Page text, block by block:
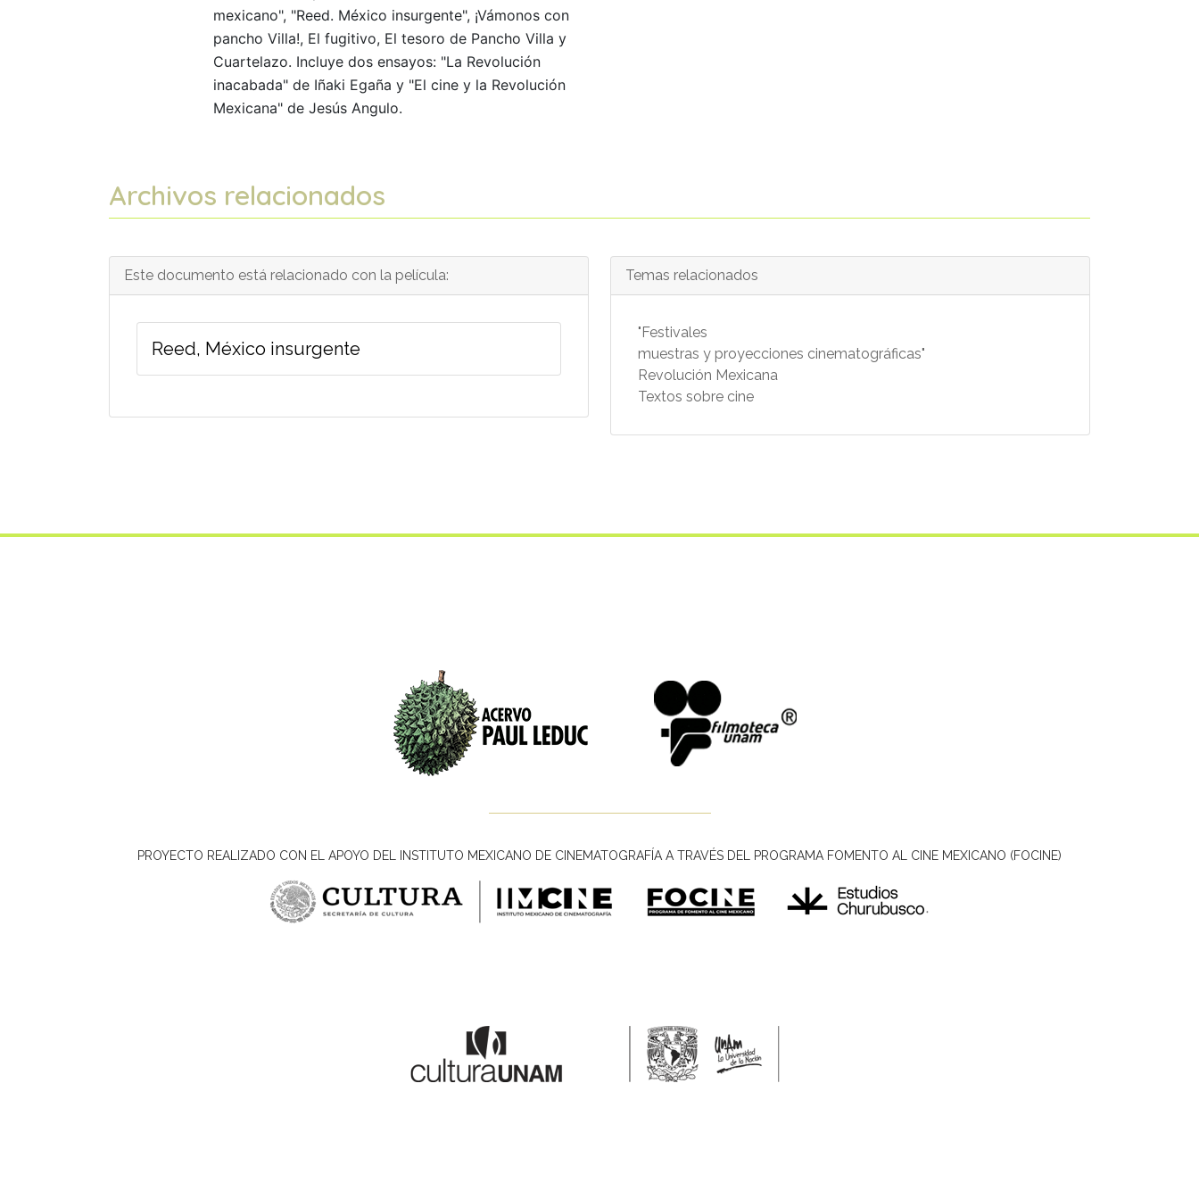
mexicano", "Reed. México insurgente", ¡Vámonos con
pancho Villa!, El fugitivo, El tesoro de Pancho Villa y
Cuartelazo. Incluye dos ensayos: "La Revolución
inacabada" de Iñaki Egaña y "El cine y la Revolución
Mexicana" de Jesús Angulo.
Archivos relacionados
Este documento está relacionado con la película:
Reed, México insurgente
Temas relacionados
"Festivales
muestras y proyecciones cinematográficas"
Revolución Mexicana
Textos sobre cine
PROYECTO REALIZADO CON EL APOYO DEL INSTITUTO MEXICANO DE CINEMATOGRAFÍA A TRAVÉS DEL PROGRAMA FOMENTO AL CINE MEXICANO (FOCINE)